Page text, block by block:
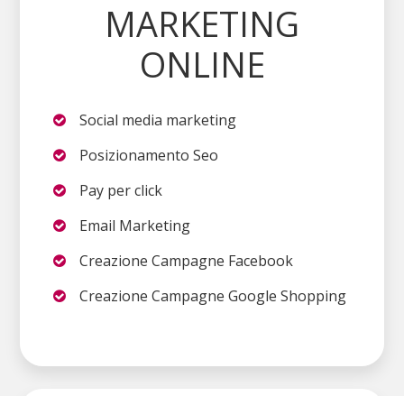
MARKETING
ONLINE
Social media marketing
Posizionamento Seo
Pay per click
Email Marketing
Creazione Campagne Facebook
Creazione Campagne Google Shopping